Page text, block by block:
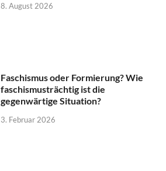
8. August 2026
Faschismus oder Formierung? Wie
faschismusträchtig ist die
gegenwärtige Situation?
3. Februar 2026